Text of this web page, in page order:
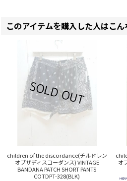
このアイテムを購入した人はこん
children of the discordance(チルドレン
オブザディスコーダンス) VINTAGE
BANDANA PATCH SHORT PANTS
COTDPT-328(BLK)
オ